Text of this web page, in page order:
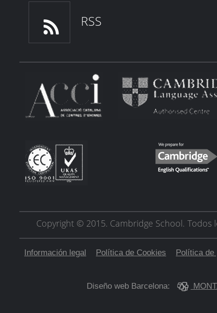
RSS
Copyright © 2015. Cambridge School. Todos
Información legal Política de Cookies Política de
Diseño web Barcelona: